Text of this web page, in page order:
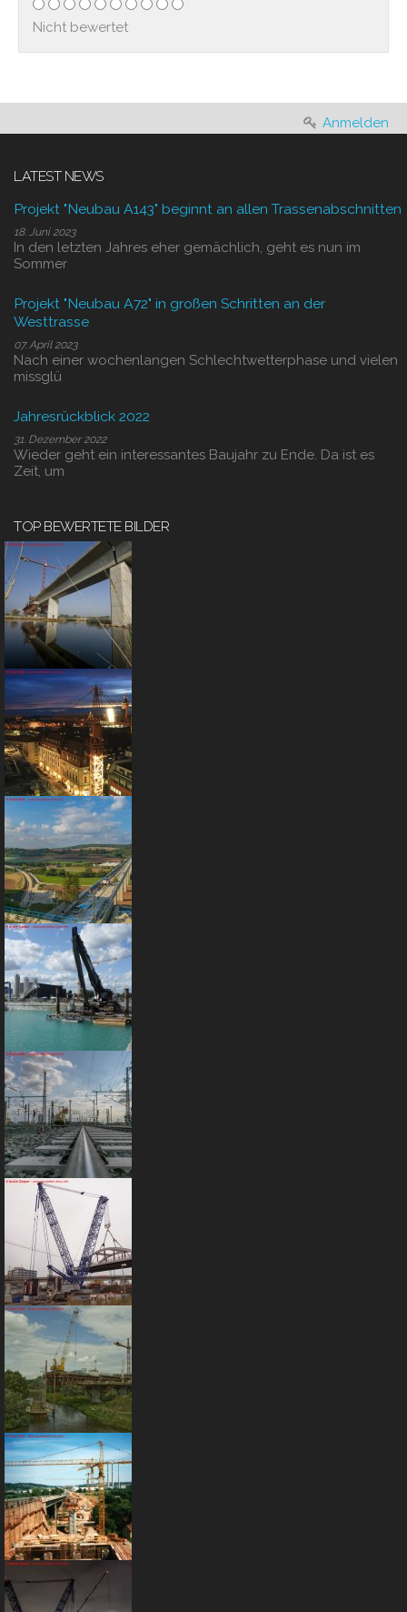
Nicht bewertet
Anmelden
LATEST NEWS
Projekt "Neubau A143" beginnt an allen Trassenabschnitten
18. Juni 2023
In den letzten Jahres eher gemächlich, geht es nun im
Sommer
Projekt "Neubau A72" in großen Schritten an der
Westtrasse
07. April 2023
Nach einer wochenlangen Schlechtwetterphase und vielen
missglü
Jahresrückblick 2022
31. Dezember 2022
Wieder geht ein interessantes Baujahr zu Ende. Da ist es
Zeit, um
TOP BEWERTETE BILDER